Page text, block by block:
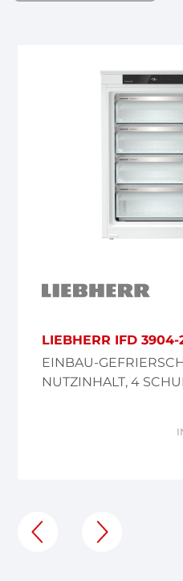
LIEBHERR IFD 3904-
EINBAU-
NUTZINHALT, 4